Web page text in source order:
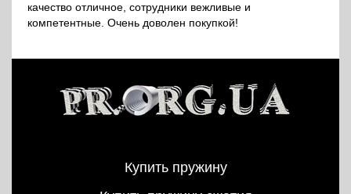
качество отличное, сотрудники вежливые и
компетентные. Очень доволен покупкой!
Купить пружину